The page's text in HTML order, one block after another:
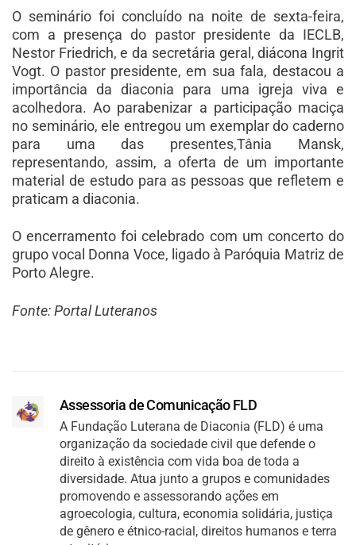
O seminário foi concluído na noite de sexta-feira,
com a presença do pastor presidente da IECLB,
Nestor Friedrich, e da secretária geral, diácona Ingrit
Vogt. O pastor presidente, em sua fala, destacou a
importância da diaconia para uma igreja viva e
acolhedora. Ao parabenizar a participação maciça
no seminário, ele entregou um exemplar do caderno
para uma das presentes,Tânia Mansk,
representando, assim, a oferta de um importante
material de estudo para as pessoas que refletem e
praticam a diaconia.
O encerramento foi celebrado com um concerto do
grupo vocal Donna Voce, ligado à Paróquia Matriz de
Porto Alegre.
Fonte: Portal Luteranos
Assessoria de Comunicação FLD
A Fundação Luterana de Diaconia (FLD) é uma
organização da sociedade civil que defende o
direito à existência com vida boa de toda a
diversidade. Atua junto a grupos e comunidades
promovendo e assessorando ações em
agroecologia, cultura, economia solidária, justiça
de gênero e étnico-racial, direitos humanos e terra